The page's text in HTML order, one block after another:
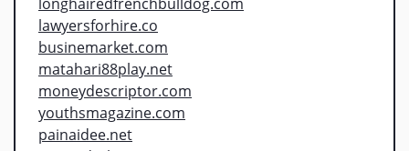
lawyersforhire.co
businemarket.com
matahari88play.net
moneydescriptor.com
youthsmagazine.com
painaidee.net